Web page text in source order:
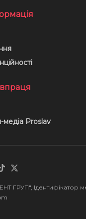
медіа Proslav
ГРУП", Ідентифікатор